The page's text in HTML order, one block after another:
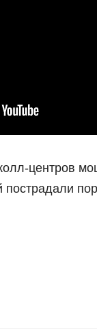
центров
пострадали